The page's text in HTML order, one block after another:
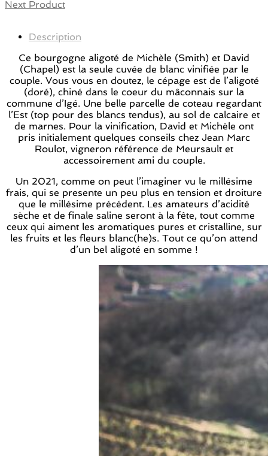
Next Product
Description
Ce bourgogne aligoté de Michèle (Smith) et David
(Chapel) est la seule cuvée de blanc vinifiée par le
couple. Vous vous en doutez, le cépage est de l’aligoté
(doré), chiné dans le coeur du mâconnais sur la
commune d’Igé. Une belle parcelle de coteau regardant
l’Est (top pour des blancs tendus), au sol de calcaire et
de marnes. Pour la vinification, David et Michèle ont
pris initialement quelques conseils chez Jean Marc
Roulot, vigneron référence de Meursault et
accessoirement ami du couple.
Un 2021, comme on peut l’imaginer vu le millésime
frais, qui se presente un peu plus en tension et droiture
que le millésime précédent. Les amateurs d’acidité
sèche et de finale saline seront à la fête, tout comme
ceux qui aiment les aromatiques pures et cristalline, sur
les fruits et les fleurs blanc(he)s. Tout ce qu’on attend
d’un bel aligoté en somme !